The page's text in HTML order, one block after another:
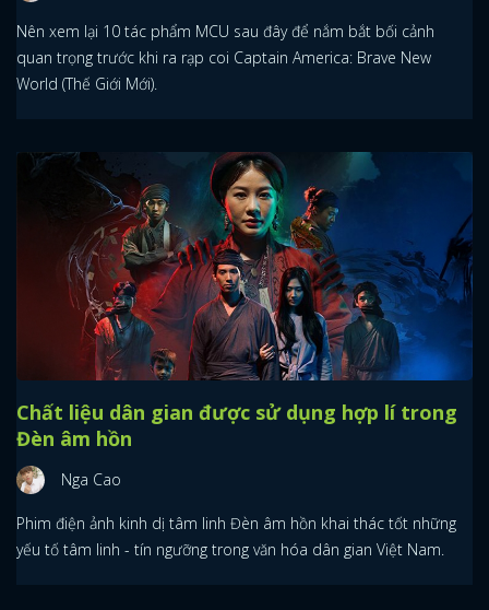
Nên xem lại 10 tác phẩm MCU sau đây để nắm bắt bối cảnh
quan trọng trước khi ra rạp coi Captain America: Brave New
World (Thế Giới Mới).
Chất liệu dân gian được sử dụng hợp lí trong
Đèn âm hồn
Nga Cao
Phim điện ảnh kinh dị tâm linh Đèn âm hồn khai thác tốt những
yếu tố tâm linh - tín ngưỡng trong văn hóa dân gian Việt Nam.